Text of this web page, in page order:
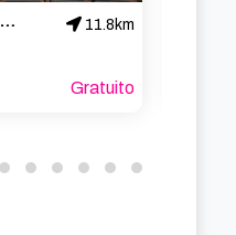
Biotz Alai Abesbatza – Concierto de San Lorenzo
11.8km
Gratuito